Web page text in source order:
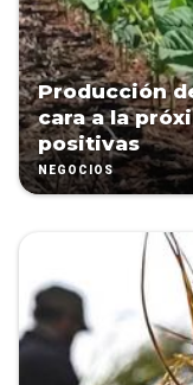
Producción
cara a la
positivas
NEGOCIOS